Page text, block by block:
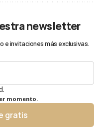
newsletter
e invitaciones más exclusivas.
momento.
gratis